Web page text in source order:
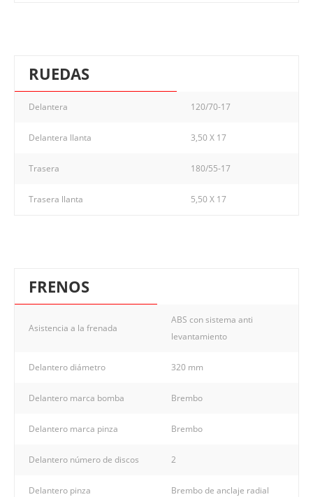
RUEDAS
Delantera 120/70-17
Delantera llanta 3,50 X 17
Trasera 180/55-17
Trasera llanta 5,50 X 17
FRENOS
Asistencia a la frenada
ABS con sistema anti
levantamiento
Delantero diámetro 320 mm
Delantero marca bomba Brembo
Delantero marca pinza Brembo
Delantero número de discos 2
Delantero pinza Brembo de anclaje radial